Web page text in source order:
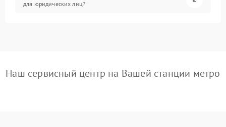
для юридических лиц?
Наш сервисный центр на Вашей станции метро